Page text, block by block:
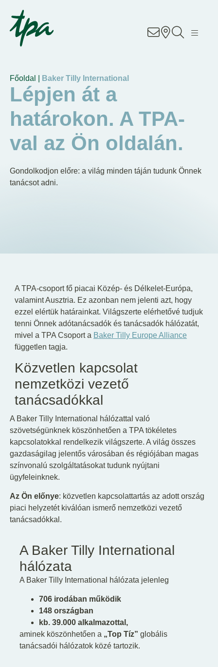
Know-how
Üzletágak
About Us
Career
Contact
Főoldal | Baker Tilly International
Lépjen át a
határokon. A TPA-
val az Ön oldalán.
Gondolkodjon előre: a világ minden táján tudunk Önnek
tanácsot adni.
A TPA-csoport fő piacai Közép- és Délkelet-Európa,
valamint Ausztria. Ez azonban nem jelenti azt, hogy
ezzel elértük határainkat. Világszerte elérhetővé tudjuk
tenni Önnek adótanácsadók és tanácsadók hálózatát,
mivel a TPA Csoport a Baker Tilly Europe Alliance
független tagja.
Közvetlen kapcsolat
nemzetközi vezető
tanácsadókkal
A Baker Tilly International hálózattal való
szövetségünknek köszönhetően a TPA tökéletes
kapcsolatokkal rendelkezik világszerte. A világ összes
gazdaságilag jelentős városában és régiójában magas
színvonalú szolgáltatásokat tudunk nyújtani
ügyfeleinknek.
Az Ön előnye: közvetlen kapcsolattartás az adott ország
piaci helyzetét kiválóan ismerő nemzetközi vezető
tanácsadókkal.
A Baker Tilly International
hálózata
A Baker Tilly International hálózata jelenleg
706 irodában működik
148 országban
kb. 39.000 alkalmazottal,
aminek köszönhetően a „Top Tíz” globális
tanácsadói hálózatok közé tartozik.